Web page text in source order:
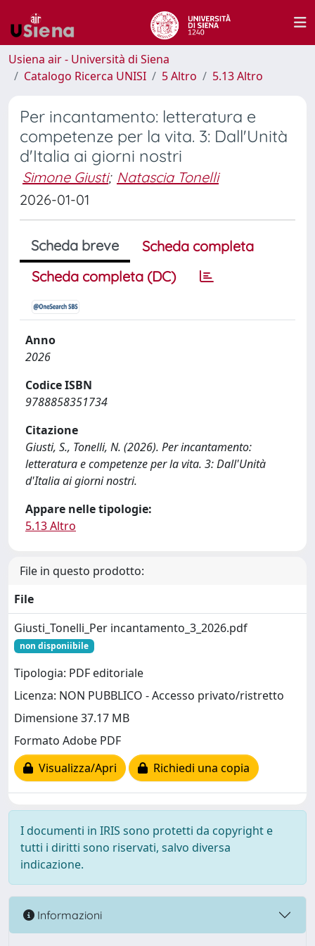
Usiena air - Università di Siena
Catalogo Ricerca UNISI
5 Altro 5.13 Altro
Per incantamento: letteratura e
competenze per la vita. 3: Dall'Unità
d'Italia ai giorni nostri
Simone Giusti; Natascia Tonelli
2026-01-01
Scheda breve
Scheda completa
Scheda completa (DC)
Anno
2026
Codice ISBN
9788858351734
Citazione
Giusti, S., Tonelli, N. (2026). Per incantamento:
letteratura e competenze per la vita. 3: Dall'Unità
d'Italia ai giorni nostri.
Appare nelle tipologie:
5.13 Altro
File in questo prodotto:
File
Giusti_Tonelli_Per incantamento_3_2026.pdf
non disponiibile
Tipologia: PDF editoriale
Licenza: NON PUBBLICO - Accesso privato/ristretto
Dimensione 37.17 MB
Formato Adobe PDF
Visualizza/Apri
Richiedi una copia
I documenti in IRIS sono protetti da copyright e
tutti i diritti sono riservati, salvo diversa
indicazione.
Informazioni